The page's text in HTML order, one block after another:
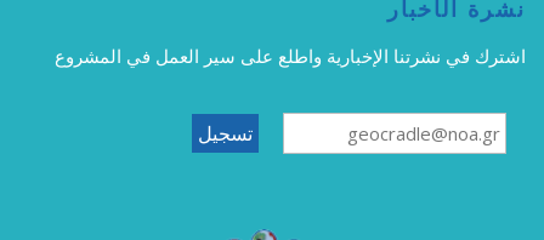
نشرة الأخبار
اشترك في نشرتنا الإخبارية واطلع على سير العمل في المشروع